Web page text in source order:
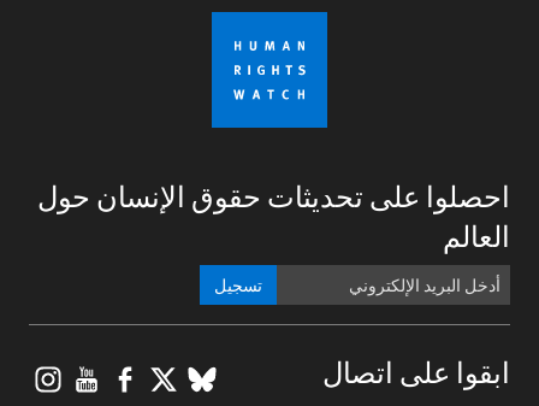
احصلوا على تحديثات حقوق الإنسان حول
العالم
تسجيل
ابقوا على اتصال BlueSky
X